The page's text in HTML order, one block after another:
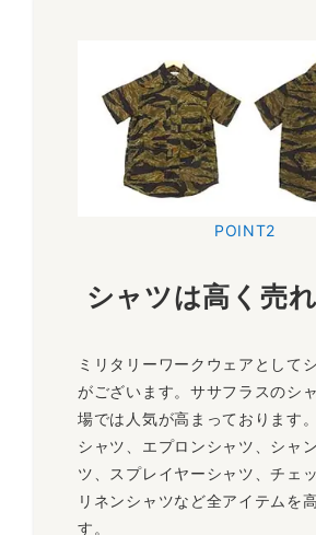
POINT2
シャツは高く売れ
ミリタリーワークウェアとして
がございます。ササフラスのシ
場では人気が高まっております
シャツ、エプロンシャツ、シャ
ツ、スプレイヤーシャツ、チェ
リネンシャツなど全アイテムを
す。